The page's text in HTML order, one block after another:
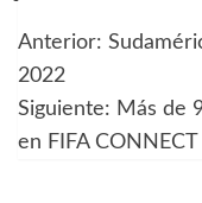
Navegación
de
entradas
Anterior:
2022
Siguiente: Más de
en FIFA